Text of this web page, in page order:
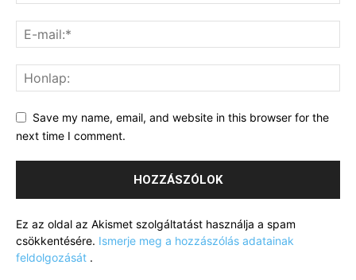
Save my name, email, and website in this browser for the
next time I comment.
Ez az oldal az Akismet szolgáltatást használja a spam
csökkentésére. Ismerje meg a hozzászólás adatainak
feldolgozását .